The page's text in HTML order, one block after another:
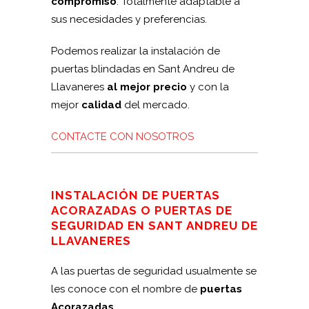
sus necesidades y preferencias.
Podemos realizar la instalación de
puertas blindadas en Sant Andreu de
Llavaneres al mejor precio y con la
mejor calidad del mercado.
CONTACTE CON NOSOTROS
INSTALACIÓN DE PUERTAS
ACORAZADAS O PUERTAS DE
SEGURIDAD EN SANT ANDREU DE
LLAVANERES
A las puertas de seguridad usualmente se
les conoce con el nombre de puertas